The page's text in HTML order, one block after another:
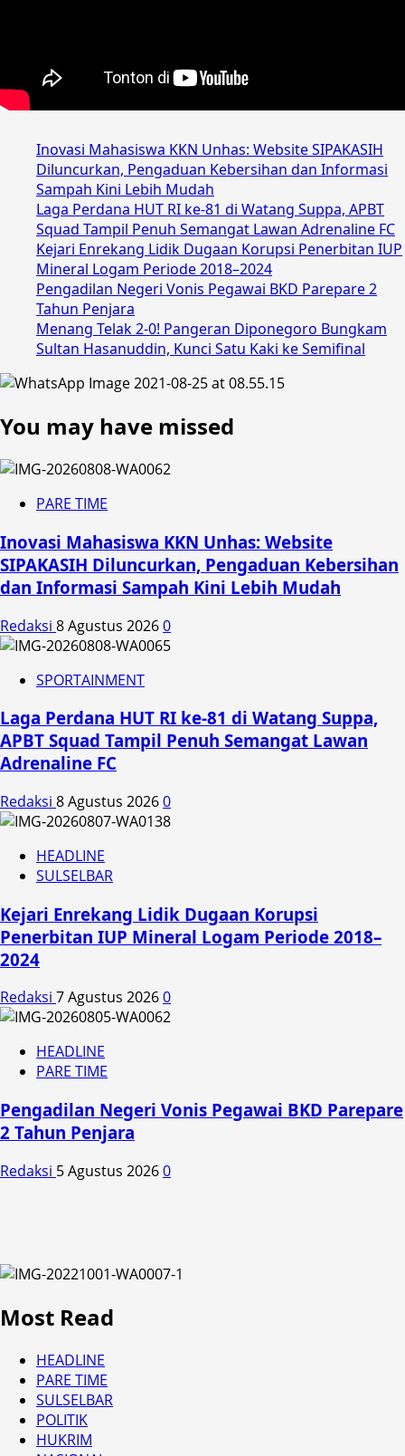
Inovasi Mahasiswa KKN Unhas: Website SIPAKASIH
Diluncurkan, Pengaduan Kebersihan dan Informasi
Sampah Kini Lebih Mudah
Laga Perdana HUT RI ke-81 di Watang Suppa, APBT
Squad Tampil Penuh Semangat Lawan Adrenaline FC
Kejari Enrekang Lidik Dugaan Korupsi Penerbitan IUP
Mineral Logam Periode 2018–2024
Pengadilan Negeri Vonis Pegawai BKD Parepare 2
Tahun Penjara
Menang Telak 2-0! Pangeran Diponegoro Bungkam
Sultan Hasanuddin, Kunci Satu Kaki ke Semifinal
You may have missed
PARE TIME
Inovasi Mahasiswa KKN Unhas: Website
SIPAKASIH Diluncurkan, Pengaduan Kebersihan
dan Informasi Sampah Kini Lebih Mudah
Redaksi 8 Agustus 20260
SPORTAINMENT
Laga Perdana HUT RI ke-81 di Watang Suppa,
APBT Squad Tampil Penuh Semangat Lawan
Adrenaline FC
Redaksi 8 Agustus 20260
HEADLINE
SULSELBAR
Kejari Enrekang Lidik Dugaan Korupsi
Penerbitan IUP Mineral Logam Periode 2018–
2024
Redaksi 7 Agustus 20260
HEADLINE
PARE TIME
Pengadilan Negeri Vonis Pegawai BKD Parepare
2 Tahun Penjara
Redaksi 5 Agustus 20260
Most Read
HEADLINE
PARE TIME
SULSELBAR
POLITIK
HUKRIM